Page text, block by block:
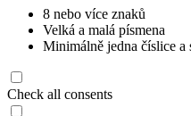
8 nebo více znaků
Velká a malá písmena
Minimálně jedna číslice a
Check all consents